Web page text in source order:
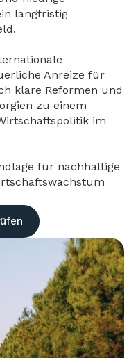
langfristig
Anreize für
klare Reformen und
zu einem
im
für nachhaltige